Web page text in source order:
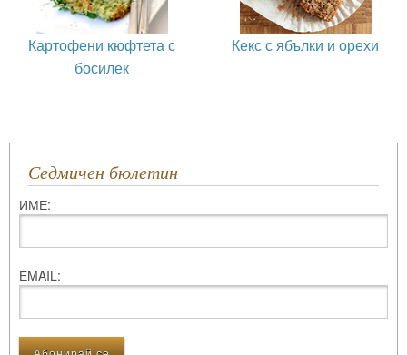
Картофени кюфтета с
босилек
Кекс с ябълки и орехи
Седмичен бюлетин
ИМЕ:
ЕMAIL: